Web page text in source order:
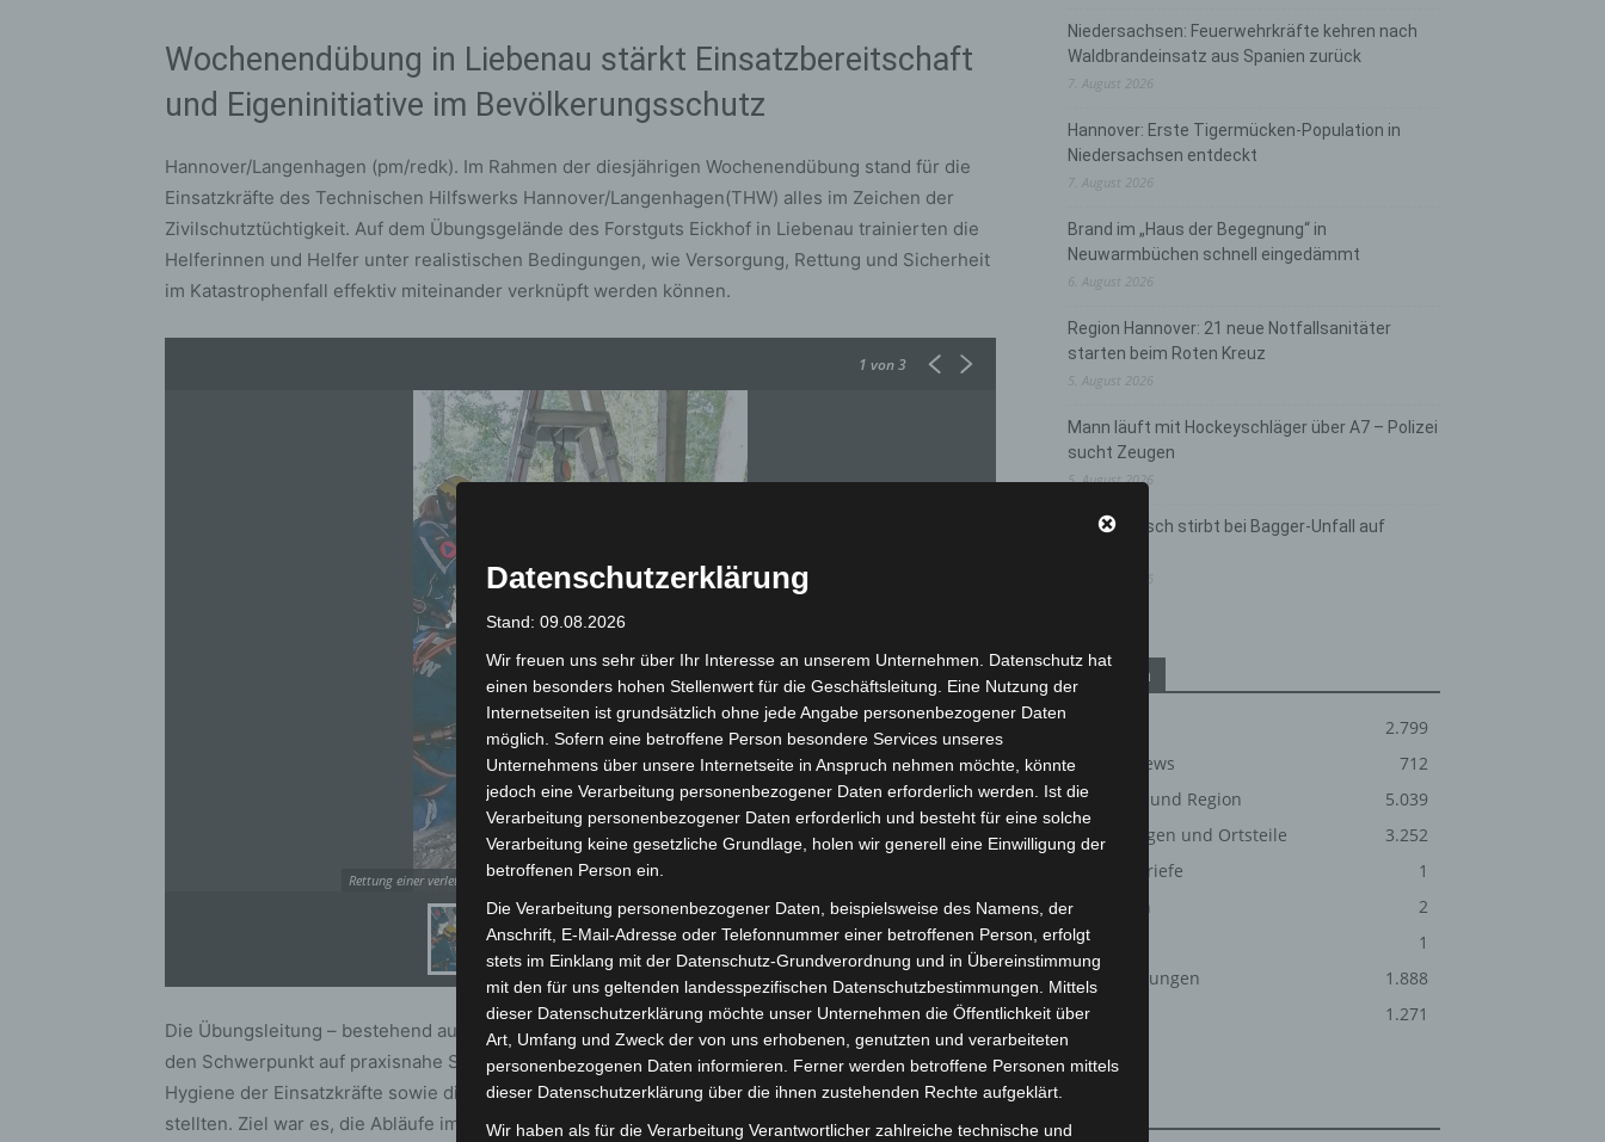
Wochenendübung in Liebenau stärkt Einsatzbereitschaft
und Eigeninitiative im Bevölkerungsschutz
Hannover/Langenhagen (pm/redk). Im Rahmen der diesjährigen Wochenendübung stand für die
Einsatzkräfte des Technischen Hilfswerks Hannover/Langenhagen(THW) alles im Zeichen der
Zivilschutztüchtigkeit. Auf dem Übungsgelände des Forstguts Eickhof in Liebenau trainierten die
Helferinnen und Helfer unter realistischen Bedingungen, wie Versorgung, Rettung und Sicherheit
im Katastrophenfall effektiv miteinander verknüpft werden können.
1 von 3
Rettung einer verletzten Person aus einem zerstörten Haus mit Dreibock und Rollgliss. - Foto: THW / Pierre Graser
Die Übungsleitung – bestehend aus Benjamin Kiepke, Sven Quintel und Manuel Klinnert – legte
den Schwerpunkt auf praxisnahe Szenarien, die die autarke Versorgung, Verpflegung und
Hygiene der Einsatzkräfte sowie die sichere Rettung von Verschütteten in den Mittelpunkt
stellten. Ziel war es, die Abläufe im Zivilschutz zu festigen und die Einsatzbereitschaft in
Niedersachsen: Feuerwehrkräfte kehren nach
Waldbrandeinsatz aus Spanien zurück
7. August 2026
Hannover: Erste Tigermücken-Population in
Niedersachsen entdeckt
7. August 2026
Brand im „Haus der Begegnung“ in
Neuwarmbüchen schnell eingedämmt
6. August 2026
Region Hannover: 21 neue Notfallsanitäter
starten beim Roten Kreuz
5. August 2026
Mann läuft mit Hockeyschläger über A7 – Polizei
sucht Zeugen
5. August 2026
Celle: Mensch stirbt bei Bagger-Unfall auf
Kategorien
2.799
Corona-News
712
Hannover und Region
5.039
Langenhagen und Ortsteile
3.252
Leserbriefe
1
Menschen
2
Über uns
1
Veranstaltungen
1.888
Welt
1.271
Datenschutzerklärung
Stand: 09.08.2026
Wir freuen uns sehr über Ihr Interesse an unserem Unternehmen. Datenschutz hat
einen besonders hohen Stellenwert für die Geschäftsleitung. Eine Nutzung der
Internetseiten ist grundsätzlich ohne jede Angabe personenbezogener Daten
möglich. Sofern eine betroffene Person besondere Services unseres
Unternehmens über unsere Internetseite in Anspruch nehmen möchte, könnte
jedoch eine Verarbeitung personenbezogener Daten erforderlich werden. Ist die
Verarbeitung personenbezogener Daten erforderlich und besteht für eine solche
Verarbeitung keine gesetzliche Grundlage, holen wir generell eine Einwilligung der
betroffenen Person ein.
Die Verarbeitung personenbezogener Daten, beispielsweise des Namens, der
Anschrift, E-Mail-Adresse oder Telefonnummer einer betroffenen Person, erfolgt
stets im Einklang mit der Datenschutz-Grundverordnung und in Übereinstimmung
mit den für uns geltenden landesspezifischen Datenschutzbestimmungen. Mittels
dieser Datenschutzerklärung möchte unser Unternehmen die Öffentlichkeit über
Art, Umfang und Zweck der von uns erhobenen, genutzten und verarbeiteten
personenbezogenen Daten informieren. Ferner werden betroffene Personen mittels
dieser Datenschutzerklärung über die ihnen zustehenden Rechte aufgeklärt.
Wir haben als für die Verarbeitung Verantwortlicher zahlreiche technische und